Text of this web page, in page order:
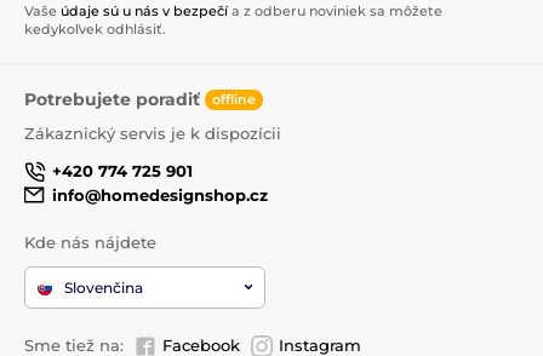
Vaše údaje sú u nás v bezpečí a z odberu noviniek sa môžete
kedykoľvek odhlásiť.
Potrebujete poradiť offline
Zákaznický servis je k dispozícii
+420 774 725 901
info@homedesignshop.cz
Kde nás nájdete
Slovenčina
Sme tiež na: Facebook Instagram